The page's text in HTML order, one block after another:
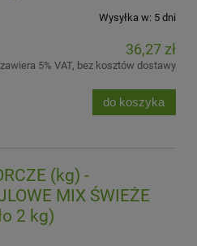
Wysyłka w: 5 dni
36,27 zł
zawiera 5% VAT, bez kosztów dostawy
do koszyka
(kg) -
MIX ŚWIEŻE
2 kg)